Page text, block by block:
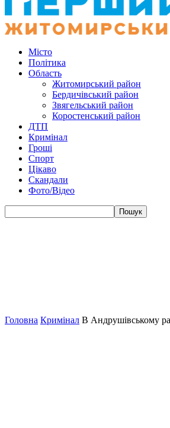
Місто
Політика
Область
Житомирський район
Бердичівський район
Звягельський район
Коростенський район
ДТП
Кримінал
Гроші
Спорт
Цікаво
Скандали
Фото/Відео
Головна Кримінал В Андрушівському